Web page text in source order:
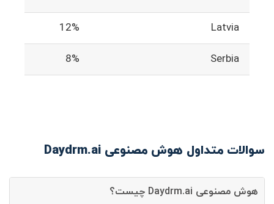
Latvia
12%
Serbia
8%
سوالات متداول هوش مصنوعی Daydrm.ai
هوش مصنوعی Daydrm.ai چیست؟